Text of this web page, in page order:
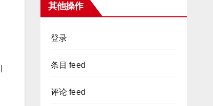
其他操作
登录
条目 feed
评论 feed